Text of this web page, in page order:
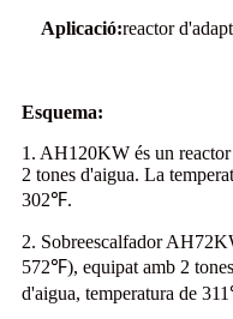
Aplicació:reactor
Esquema:
1. AH120KW és un
2 tones d'aigua. La
302℉.
2. Sobreescalfador
572℉), equipat amb 2
d'aigua, temperatura de